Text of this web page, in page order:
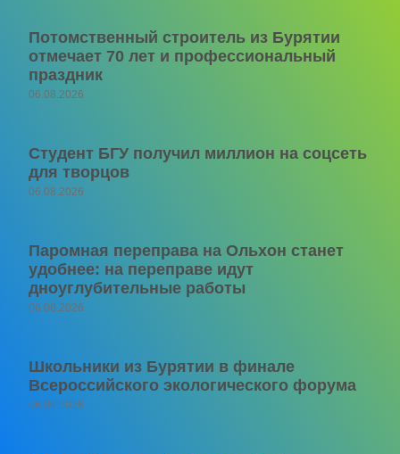
Потомственный строитель из Бурятии
отмечает 70 лет и профессиональный
праздник
06.08.2026
Студент БГУ получил миллион на соцсеть
для творцов
06.08.2026
Паромная переправа на Ольхон станет
удобнее: на переправе идут
дноуглубительные работы
06.08.2026
Школьники из Бурятии в финале
Всероссийского экологического форума
06.08.2026